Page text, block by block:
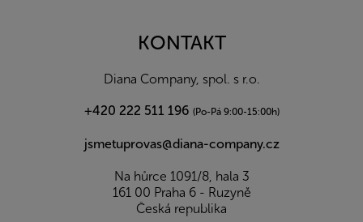
KONTAKT
Diana Company, spol. s r.o.
+420 222 511 196 (Po-Pá 9:00-15:00h)
jsmetuprovas@diana-company.cz
Na hůrce 1091/8, hala 3
161 00 Praha 6 - Ruzyně
Česká republika